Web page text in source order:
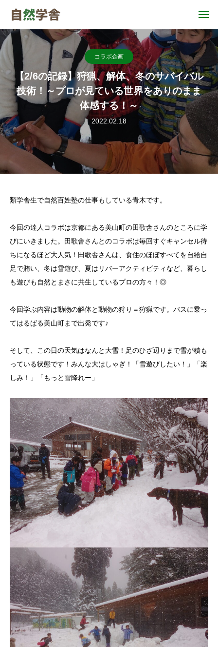
コラボ企画
【2/6の記録】狩猟、解体、冬のサバイバル
技術！～プロが見ている世界をありのまま
体感する！～
2022.02.18
類学舎生で自然百姓塾の仕事もしている青木です。
今回の達人コラボは京都にある美山町の田歌舎さんのところに学
びにいきました。田歌舎さんとのコラボは毎回すぐキャンセル待
ちになるほど大人気！田歌舎さんは、食住のほぼすべてを自給自
足で賄い、冬は雪遊び、夏はリバーアクティビティなど、暮らし
も遊びも自然とまさに共生しているプロの方々！◎
今回学ぶ内容は動物の解体と動物の狩り＝狩猟です。バスに乗っ
てはるばる美山町まで出発です♪
そして、この日の天気はなんと大雪！足のひざ辺りまで雪が積も
っている状態です！みんな大はしゃぎ！「雪遊びしたい！」「楽
しみ！」「もっと雪降れー」